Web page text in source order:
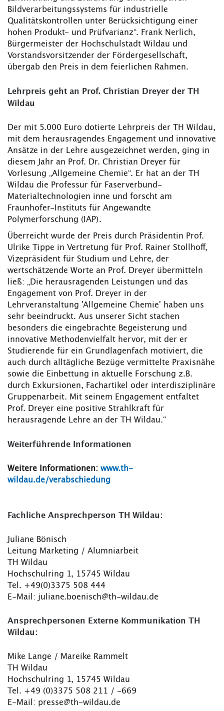
Bildverarbeitungssystems für industrielle
Qualitätskontrollen unter Berücksichtigung einer
hohen Produkt- und Prüfvarianz“. Frank Nerlich,
Bürgermeister der Hochschulstadt Wildau und
Vorstandsvorsitzender der Fördergesellschaft,
übergab den Preis in dem feierlichen Rahmen.
Lehrpreis geht an Prof. Christian Dreyer der TH
Wildau
Der mit 5.000 Euro dotierte Lehrpreis der TH Wildau,
mit dem herausragendes Engagement und innovative
Ansätze in der Lehre ausgezeichnet werden, ging in
diesem Jahr an Prof. Dr. Christian Dreyer für
Vorlesung „Allgemeine Chemie“. Er hat an der TH
Wildau die Professur für Faserverbund-
Materialtechnologien inne und forscht am
Fraunhofer-Instituts für Angewandte
Polymerforschung (IAP).
Überreicht wurde der Preis durch Präsidentin Prof.
Ulrike Tippe in Vertretung für Prof. Rainer Stollhoff,
Vizepräsident für Studium und Lehre, der
wertschätzende Worte an Prof. Dreyer übermitteln
ließ: „Die herausragenden Leistungen und das
Engagement von Prof. Dreyer in der
Lehrveranstaltung 'Allgemeine Chemie' haben uns
sehr beeindruckt. Aus unserer Sicht stachen
besonders die eingebrachte Begeisterung und
innovative Methodenvielfalt hervor, mit der er
Studierende für ein Grundlagenfach motiviert, die
auch durch alltägliche Bezüge vermittelte Praxisnähe
sowie die Einbettung in aktuelle Forschung z.B.
durch Exkursionen, Fachartikel oder interdisziplinäre
Gruppenarbeit. Mit seinem Engagement entfaltet
Prof. Dreyer eine positive Strahlkraft für
herausragende Lehre an der TH Wildau.“
Weiterführende Informationen
Weitere Informationen: www.th-
wildau.de/verabschiedung
Fachliche Ansprechperson TH Wildau:
Juliane Bönisch
Leitung Marketing / Alumniarbeit
TH Wildau
Hochschulring 1, 15745 Wildau
Tel. +49(0)3375 508 444
E-Mail: juliane.boenisch@th-wildau.de
Ansprechpersonen Externe Kommunikation TH
Wildau:
Mike Lange / Mareike Rammelt
TH Wildau
Hochschulring 1, 15745 Wildau
Tel. +49 (0)3375 508 211 / -669
E-Mail: presse@th-wildau.de